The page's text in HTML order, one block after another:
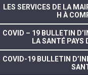
LES SERVICES DE LA
H À
COVID – 19 BULLETIN
LA SANTÉ PAYS
COVID-19 BULLETIN